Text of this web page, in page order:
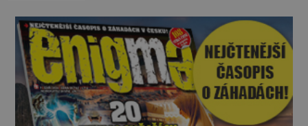
temná minulost mohla zanechat něco, co se
dodnes nepodařilo vysvětlit. Kamenný hrad stojí v
horách Salcburska u